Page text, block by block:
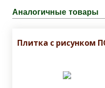
Аналогичные товары
Плитка с